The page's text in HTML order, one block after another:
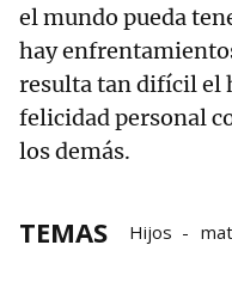
el mundo pueda
hay
resulta tan difícil el
felicidad personal
los demás.
TEMAS Hijos